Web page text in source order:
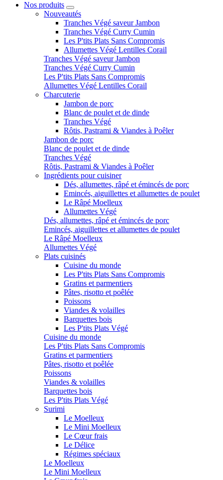
Nos produits
Nouveautés
Tranches Végé saveur Jambon
Tranches Végé Curry Cumin
Les P'tits Plats Sans Compromis
Allumettes Végé Lentilles Corail
Tranches Végé saveur Jambon
Tranches Végé Curry Cumin
Les P'tits Plats Sans Compromis
Allumettes Végé Lentilles Corail
Charcuterie
Jambon de porc
Blanc de poulet et de dinde
Tranches Végé
Rôtis, Pastrami & Viandes à Poêler
Jambon de porc
Blanc de poulet et de dinde
Tranches Végé
Rôtis, Pastrami & Viandes à Poêler
Ingrédients pour cuisiner
Dés, allumettes, râpé et émincés de porc
Emincés, aiguillettes et allumettes de poulet
Le Râpé Moelleux
Allumettes Végé
Dés, allumettes, râpé et émincés de porc
Emincés, aiguillettes et allumettes de poulet
Le Râpé Moelleux
Allumettes Végé
Plats cuisinés
Cuisine du monde
Les P'tits Plats Sans Compromis
Gratins et parmentiers
Pâtes, risotto et poêlée
Poissons
Viandes & volailles
Barquettes bois
Les P'tits Plats Végé
Cuisine du monde
Les P'tits Plats Sans Compromis
Gratins et parmentiers
Pâtes, risotto et poêlée
Poissons
Viandes & volailles
Barquettes bois
Les P'tits Plats Végé
Surimi
Le Moelleux
Le Mini Moelleux
Le Cœur frais
Le Délice
Régimes spéciaux
Le Moelleux
Le Mini Moelleux